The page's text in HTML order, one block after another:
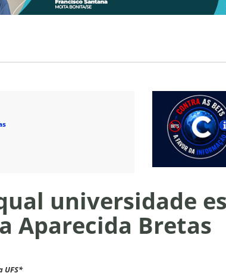
universidade
Aparecida Bretas
UFS*